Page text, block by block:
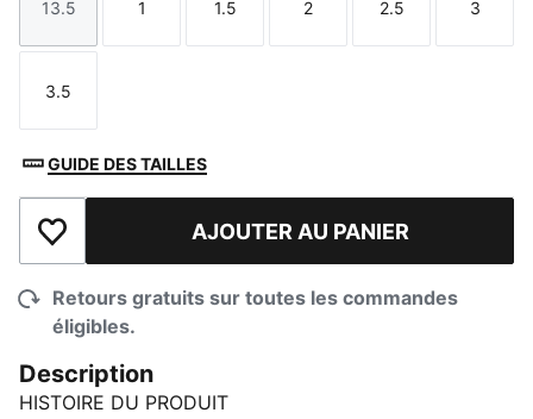
Taille
13.5
Taille
1
Taille
1.5
Taille
2
Taille
2.5
Taille
3
Taille
3.5
GUIDE DES TAILLES
Ajouter à la liste de souhaits
AJOUTER AU PANIER
Retours gratuits sur toutes les commandes
éligibles.
Description
HISTOIRE DU PRODUIT